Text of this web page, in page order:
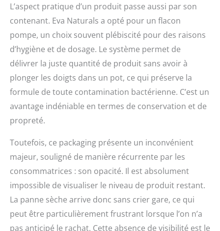
L’aspect pratique d’un produit passe aussi par son
contenant. Eva Naturals a opté pour un flacon
pompe, un choix souvent plébiscité pour des raisons
d’hygiène et de dosage. Le système permet de
délivrer la juste quantité de produit sans avoir à
plonger les doigts dans un pot, ce qui préserve la
formule de toute contamination bactérienne. C’est un
avantage indéniable en termes de conservation et de
propreté.
Toutefois, ce packaging présente un inconvénient
majeur, souligné de manière récurrente par les
consommatrices : son opacité. Il est absolument
impossible de visualiser le niveau de produit restant.
La panne sèche arrive donc sans crier gare, ce qui
peut être particulièrement frustrant lorsque l’on n’a
pas anticipé le rachat. Cette absence de visibilité est le